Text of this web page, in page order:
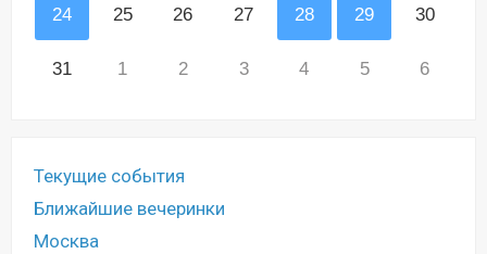
24 25 26 27 28 29 30
31 1 2 3 4 5 6
Текущие события
Ближайшие вечеринки
Москва